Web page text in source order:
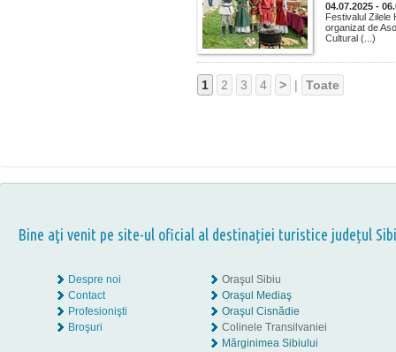
04.07.2025 -
Festivalul Zilele
organizat de
Cultural (...)
1 2 3 4 > | Toate
Bine aţi venit pe site-ul oficial al destinației turistice județul
Despre noi
Contact
Profesionişti
Broşuri
Oraşul Sibiu
Oraşul Mediaş
Oraşul Cisnădie
Colinele Transilvaniei
Mărginimea Sibiului